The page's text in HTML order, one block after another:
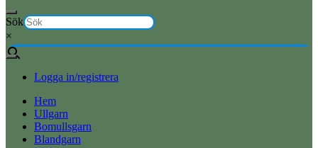
Sök
×
Logga in/registrera
Hem
Ullgarn
Bomullsgarn
Blandgarn